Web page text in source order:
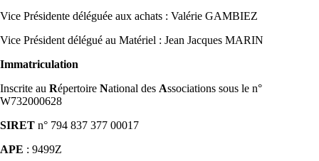
Vice Présidente déléguée aux achats : Valérie GAMBIEZ
Vice Président délégué au Matériel : Jean Jacques MARIN
Immatriculation
Inscrite auRépertoireNational des Associations sous le n°
W732000628
SIRET n° 794 837 377 00017
APE : 9499Z